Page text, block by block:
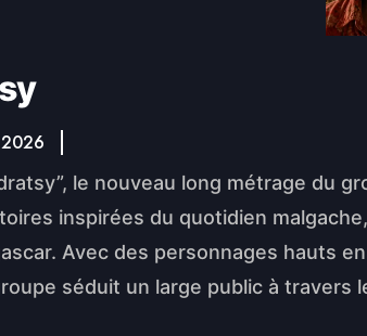
le nouveau long métrage du
inspirées du quotidien
Avec des personnages hauts
séduit un large public à travers